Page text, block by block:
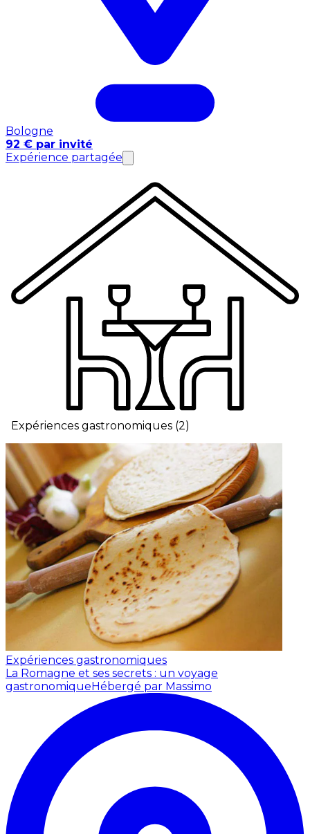
Bologne
92 € par invité
Expérience partagée
Expériences gastronomiques (2)
Expériences gastronomiques
La Romagne et ses secrets : un voyage
gastronomiqueHébergé par Massimo